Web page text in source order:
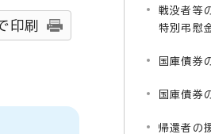
印刷
戦没者等
特別弔慰
国庫債券
国庫債券
帰還者の